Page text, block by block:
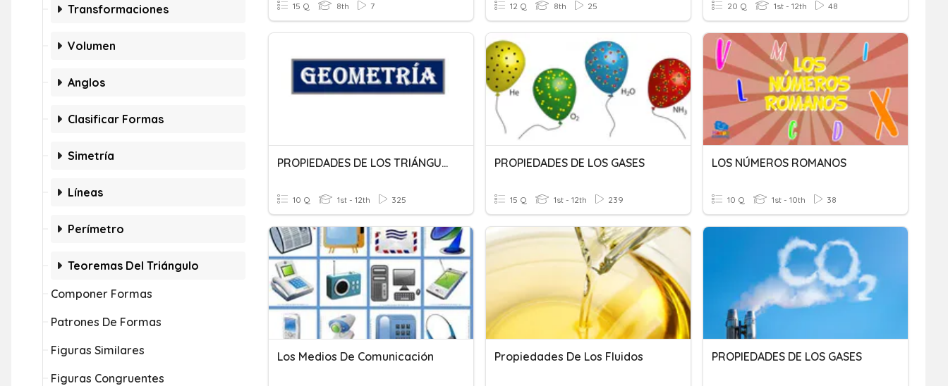
Transformaciones
Volumen
Anglos
Clasificar Formas
Simetría
Líneas
Perímetro
Teoremas Del Triángulo
Componer Formas
Patrones De Formas
Figuras Similares
Figuras Congruentes
15 Q 8th 7 12 Q 8th 25 20 Q 1st - 12th 48
PROPIEDADES DE LOS TRIÁNGULOS
10 Q 1st - 12th 325
PROPIEDADES DE LOS GASES
15 Q 1st - 12th 239
LOS NÚMEROS ROMANOS
10 Q 1st - 10th 38
Los Medios De Comunicación Propiedades De Los Fluidos PROPIEDADES DE LOS GASES